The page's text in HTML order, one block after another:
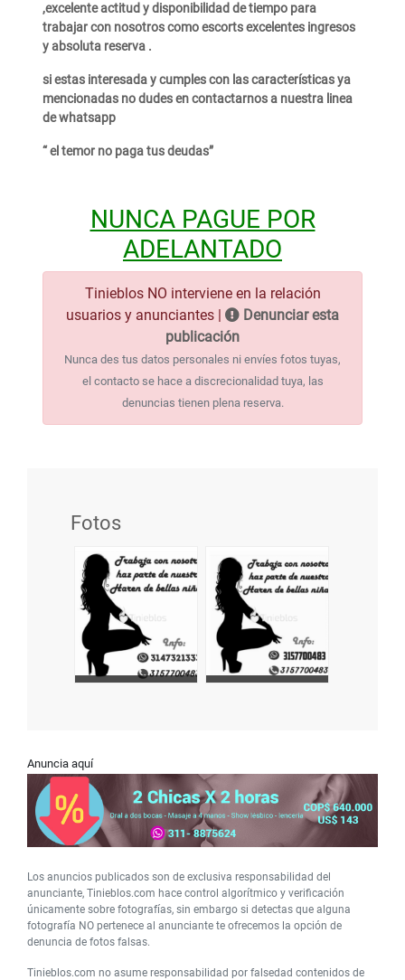
,excelente actitud y disponibilidad de tiempo para
trabajar con nosotros como escorts excelentes ingresos
y absoluta reserva .
si estas interesada y cumples con las características ya
mencionadas no dudes en contactarnos a nuestra linea
de whatsapp
“ el temor no paga tus deudas”
NUNCA PAGUE POR
ADELANTADO
Tinieblos NO interviene en la relación
usuarios y anunciantes |
Denunciar esta
publicación
Nunca des tus datos personales ni envíes fotos tuyas,
el contacto se hace a discrecionalidad tuya, las
denuncias tienen plena reserva.
Fotos
Anuncia aquí
Los anuncios publicados son de exclusiva responsabilidad del
anunciante, Tinieblos.com hace control algorítmico y verificación
únicamente sobre fotografías, sin embargo si detectas que alguna
fotografía NO pertenece al anunciante te ofrecemos la opción de
denuncia de fotos falsas.
Tinieblos.com no asume responsabilidad por falsedad contenidos de